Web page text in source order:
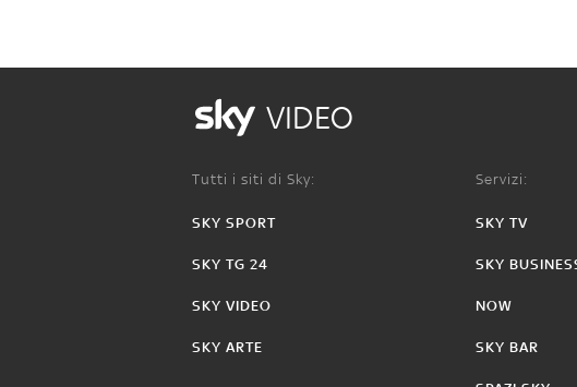
VIDEO
Tutti i siti di Sky:
SKY SPORT
SKY TG 24
SKY VIDEO
SKY ARTE
Servizi:
SKY TV
SKY
NOW
SKY BAR